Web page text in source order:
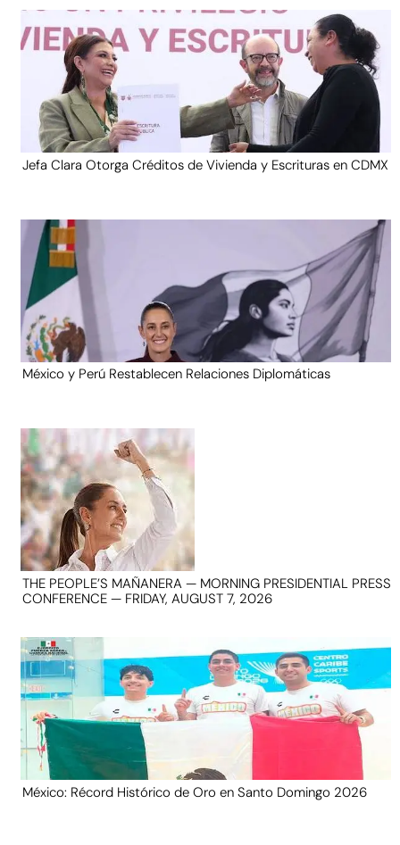
Jefa Clara Otorga Créditos de Vivienda y Escrituras en CDMX
México y Perú Restablecen Relaciones Diplomáticas
THE PEOPLE’S MAÑANERA — MORNING PRESIDENTIAL PRESS
CONFERENCE — FRIDAY, AUGUST 7, 2026
México: Récord Histórico de Oro en Santo Domingo 2026